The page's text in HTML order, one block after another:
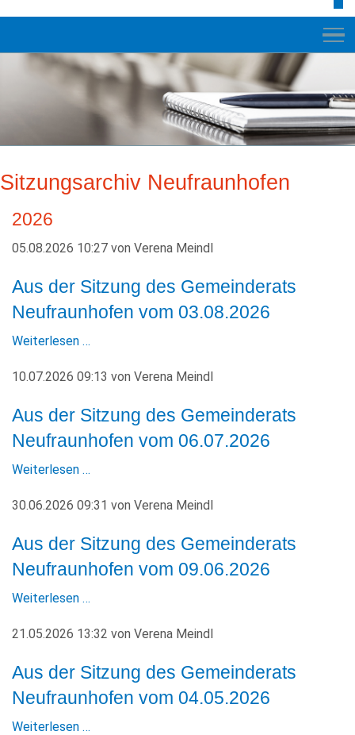
RATHAUS
GEMEINDE
GESCHICHTE
LEBEN+WOHNEN
BILDUNG+SOZIALES
Sitzungsarchiv Neufraunhofen
2026
05.08.2026 10:27 von Verena Meindl
Aus der Sitzung des Gemeinderats
Neufraunhofen vom 03.08.2026
Weiterlesen …
10.07.2026 09:13 von Verena Meindl
Aus der Sitzung des Gemeinderats
Neufraunhofen vom 06.07.2026
Weiterlesen …
30.06.2026 09:31 von Verena Meindl
Aus der Sitzung des Gemeinderats
Neufraunhofen vom 09.06.2026
Weiterlesen …
21.05.2026 13:32 von Verena Meindl
Aus der Sitzung des Gemeinderats
Neufraunhofen vom 04.05.2026
Weiterlesen …